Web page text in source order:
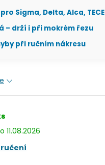
Sigma, Delta, Alca, TECE
– drží i při mokrém řezu
při ručním nákresu
11.08.2026